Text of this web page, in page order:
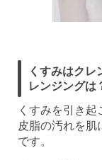
くすみはクレ
レンジングは
くすみを引き
皮脂の汚れを肌
です。